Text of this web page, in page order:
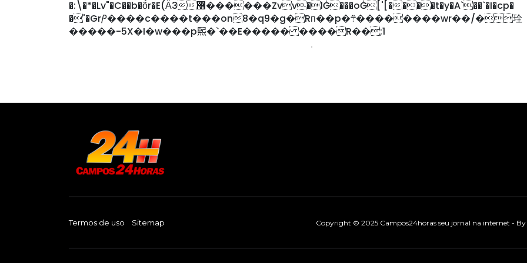
�:\�*�Lv"�C��b�ṍr�E(Ӓ3޶������Zvv�lĠ���oĠ['[����t�y�A`��`�I�cp�
�'�GrⳎ����c����t���on8�q9�g�Rп��p�܊��������wr��/�㻇
�����-5X�I�w���p𤋮�`��E����� ����R��;1
Termos de uso Sitemap Copyright © 2025 Campos24horas seu jornal na internet - By